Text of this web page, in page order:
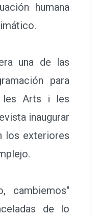
humana
una de las
para
les Arts i les
inaugurar
los exteriores
de lo